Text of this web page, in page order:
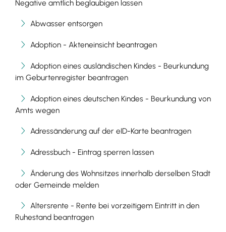
Negative amtlich beglaubigen lassen
Abwasser entsorgen
Adoption - Akteneinsicht beantragen
Adoption eines ausländischen Kindes - Beurkundung
im Geburtenregister beantragen
Adoption eines deutschen Kindes - Beurkundung von
Amts wegen
Adressänderung auf der eID-Karte beantragen
Adressbuch - Eintrag sperren lassen
Änderung des Wohnsitzes innerhalb derselben Stadt
oder Gemeinde melden
Altersrente - Rente bei vorzeitigem Eintritt in den
Ruhestand beantragen